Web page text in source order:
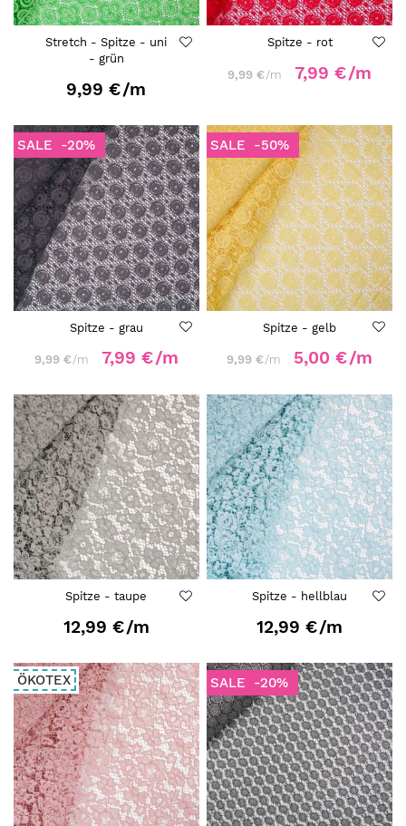
Stretch - Spitze - uni
- grün
9,99 €/m
Spitze - rot
9,99 €/m 7,99 €/m
SALE -20%
Spitze - grau
9,99 €/m 7,99 €/m
SALE -50%
Spitze - gelb
9,99 €/m 5,00 €/m
Spitze - taupe
12,99 €/m
Spitze - hellblau
12,99 €/m
ÖKOTEX SALE -20%